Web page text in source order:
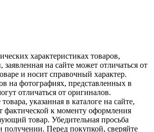
характеристиках товаров,
заявленная на сайте может отличаться от
и носит справочный характер.
на фотографиях, представленных в
отличаться от оригиналов.
указанная в каталоге на сайте,
фактической к моменту оформления
товар. Убедительная просьба
получении. Перед покупкой, сверяйте